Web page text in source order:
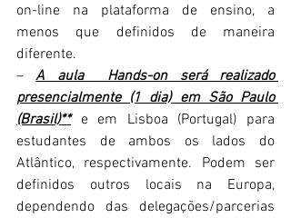
on-line na plataforma de ensino, a
menos que definidos de maneira
diferente.
– A aula  Hands-on será realizado
presencialmente (1 dia) em São Paulo
(Brasil)** e em Lisboa (Portugal) para
estudantes de ambos os lados do
Atlântico, respectivamente. Podem ser
definidos outros locais na Europa,
dependendo das delegações/parcerias